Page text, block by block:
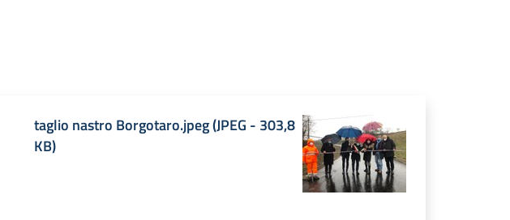
taglio nastro Borgotaro.jpeg(JPEG - 303,8
KB)